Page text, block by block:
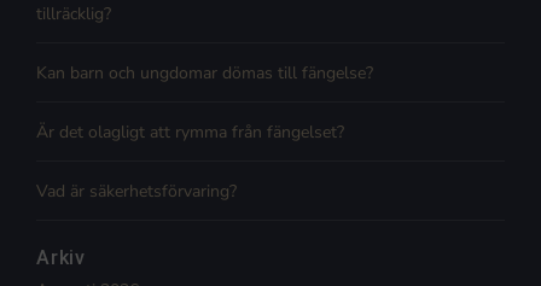
tillräcklig?
Kan barn och ungdomar dömas till fängelse?
Är det olagligt att rymma från fängelset?
Vad är säkerhetsförvaring?
Arkiv